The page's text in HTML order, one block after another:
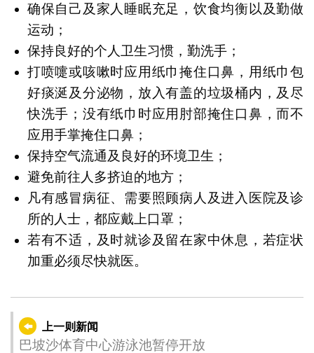
确保自己及家人睡眠充足，饮食均衡以及勤做
运动；
保持良好的个人卫生习惯，勤洗手；
打喷嚏或咳嗽时应用纸巾掩住口鼻，用纸巾包
好痰涎及分泌物，放入有盖的垃圾桶内，及尽
快洗手；没有纸巾时应用肘部掩住口鼻，而不
应用手掌掩住口鼻；
保持空气流通及良好的环境卫生；
避免前往人多挤迫的地方；
凡有感冒病征、需要照顾病人及进入医院及诊
所的人士，都应戴上口罩；
若有不适，及时就诊及留在家中休息，若症状
加重必须尽快就医。
上一则新闻
巴坡沙体育中心游泳池暂停开放